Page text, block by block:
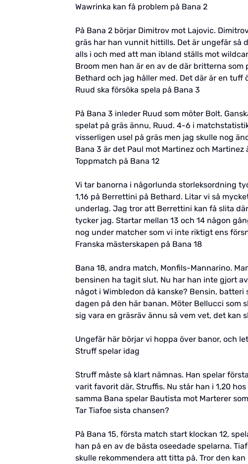
Wawrinka kan få problem på Bana 2
På Bana 2 börjar Dimitrov mot Lajovic.
gräs har han vunnit hittills. Det är ungefär så
alls i och med att man ibland ställs mot
Broom men han är en av de där britterna
Bethard och jag håller med. Det där är en tuff
Ruud ska försöka spela på Bana 3
På Bana 3 inleder Ruud som möter Bolt.
spelat på gräs ännu, Ruud. 4-6 i
visserligen usel på gräs men jag skulle nog
Bana 3 är det Paul mot Martinez och
Toppmatch på Bana 12
Vi tar banorna i någorlunda storleksordning
1,16 på Berrettini på Bethard. Litar vi så
underlag. Jag tror att Berrettini kan få slita
tycker jag. Startar mellan 13 och 14 någon
nog under matcher som vi inte riktigt ens
Franska mästerskapen på Bana 18
Bana 18, andra match, Monfils-Mannarino.
bensinen ha tagit slut. Nu har han inte gjort
något i Wimbledon då kanske? Bensin,
dagen på den här banan. Möter Bellucci som
sig vara en gräsräv ännu så vem vet, det kan
Ungefär här börjar vi hoppa över banor, och
Struff spelar idag
Struff måste så klart nämnas. Han spelar
varit favorit där, Struffis. Nu står han i 1,20
samma Bana spelar Bautista mot Marterer
Tar Tiafoe sista chansen?
På Bana 15, första match start klockan 12,
han på en av de bästa oseedade spelarna.
skulle rekommendera att titta på. Tror den